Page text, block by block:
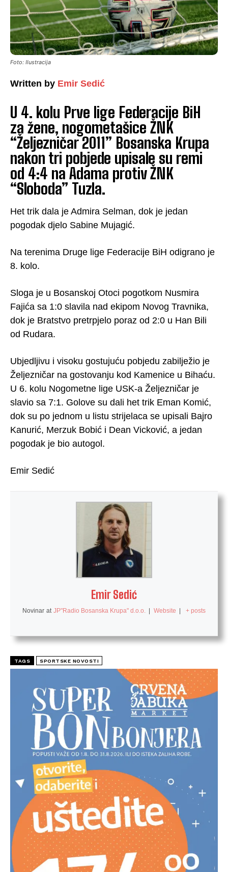
Foto: Ilustracija
Written by Emir Sedić
U 4. kolu Prve lige Federacije BiH
za žene, nogometašice ŽNK
“Željezničar 2011” Bosanska Krupa
nakon tri pobjede upisale su remi
od 4:4 na Adama protiv ŽNK
“Sloboda” Tuzla.
Het trik dala je Admira Selman, dok je jedan
pogodak djelo Sabine Mujagić.
Na terenima Druge lige Federacije BiH odigrаnо je
8. kolo.
Sloga je u Bosanskoj Otoci pogotkom Nusmira
Fajića sa 1:0 slavila nad ekipom Novog Travnika,
dok je Bratstvo pretrpjelo poraz od 2:0 u Han Bili
od Rudara.
Ubjedljivu i visoku gostujuću pobjedu zabilježio je
Željezničar na gostovanju kod Kamenice u Bihaću.
U 6. kolu Nogometne lige USK-a Željezničar je
slavio sa 7:1. Golove su dali het trik Eman Komić,
dok su po jednom u listu strijelaca se upisali Bajro
Kanurić, Merzuk Bobić i Dean Vicković, a jedan
pogodak je bio autogol.
Emir Sedić
Emir Sedić
Novinar at JP"Radio Bosanska Krupa" d.o.o. | Website | + posts
TAGS SPORTSKE NOVOSTI